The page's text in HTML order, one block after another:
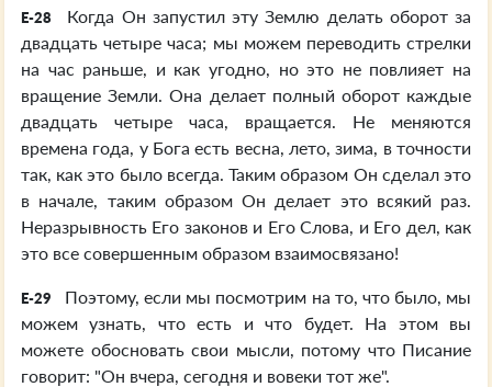
E-28
Когда Он запустил эту Землю делать оборот за
двадцать четыре часа; мы можем переводить стрелки
на час раньше, и как угодно, но это не повлияет на
вращение Земли. Она делает полный оборот каждые
двадцать четыре часа, вращается. Не меняются
времена года, у Бога есть весна, лето, зима, в точности
так, как это было всегда. Таким образом Он сделал это
в начале, таким образом Он делает это всякий раз.
Неразрывность Его законов и Его Слова, и Его дел, как
это все совершенным образом взаимосвязано!
E-29
Поэтому, если мы посмотрим на то, что было, мы
можем узнать, что есть и что будет. На этом вы
можете обосновать свои мысли, потому что Писание
говорит: "Он вчера, сегодня и вовеки тот же".